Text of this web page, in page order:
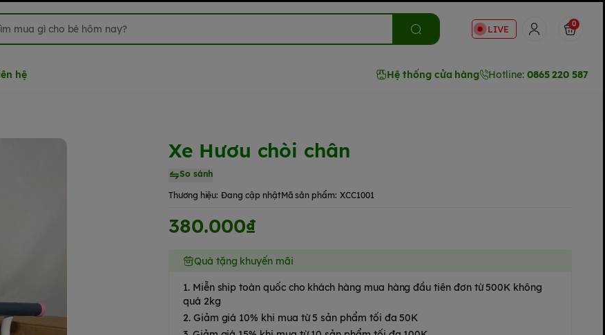
LIVE 0
hệ Hệ thống cửa hàng Hotline: 0865 220 587
Xe Hươu chòi chân
So sánh
Thương hiệu: Đang cập nhậtMã sản phẩm: XCC1001
380.000₫
Quà tặng khuyến mãi
1. Miễn ship toàn quốc cho khách hàng mua hàng đầu tiên đơn từ 500K không
quá 2kg
2. Giảm giá 10% khi mua từ 5 sản phẩm tối đa 50K